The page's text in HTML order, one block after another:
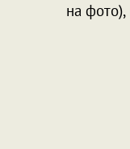
на